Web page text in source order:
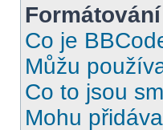
Co je
Můžu
Co to jsou
Mohu